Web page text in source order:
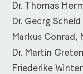
Dr. Thomas
Dr. Georg Scheid
Markus Conrad,
Dr. Martin
Friederike